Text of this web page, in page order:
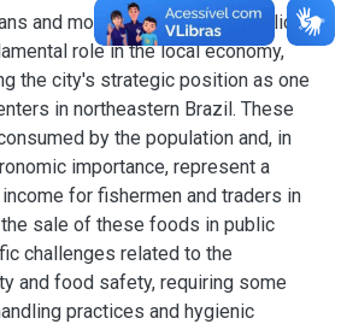
and molluscs in Recife's public
role in the local economy,
the city's strategic position as one
in northeastern Brazil. These
by the population and, in
importance, represent a
for fishermen and traders in
sale of these foods in public
challenges related to the
and food safety, requiring some
practices and hygienic